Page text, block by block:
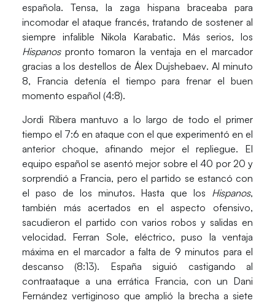
española. Tensa, la zaga hispana braceaba para
incomodar el ataque francés, tratando de sostener al
siempre infalible Nikola Karabatic. Más serios, los
Hispanos pronto tomaron la ventaja en el marcador
gracias a los destellos de Álex Dujshebaev. Al minuto
8, Francia detenía el tiempo para frenar el buen
momento español (4:8).
Jordi Ribera mantuvo a lo largo de todo el primer
tiempo el 7:6 en ataque con el que experimentó en el
anterior choque, afinando mejor el repliegue. El
equipo español se asentó mejor sobre el 40 por 20 y
sorprendió a Francia, pero el partido se estancó con
el paso de los minutos. Hasta que los Hispanos,
también más acertados en el aspecto ofensivo,
sacudieron el partido con varios robos y salidas en
velocidad. Ferran Sole, eléctrico, puso la ventaja
máxima en el marcador a falta de 9 minutos para el
descanso (8:13). España siguió castigando al
contraataque a una errática Francia, con un Dani
Fernández vertiginoso que amplió la brecha a siete